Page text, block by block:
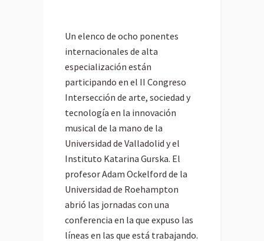
Un elenco de ocho ponentes
internacionales de alta
especialización están
participando en el II Congreso
Intersección de arte, sociedad y
tecnología en la innovación
musical de la mano de la
Universidad de Valladolid y el
Instituto Katarina Gurska. El
profesor Adam Ockelford de la
Universidad de Roehampton
abrió las jornadas con una
conferencia en la que expuso las
líneas en las que está trabajando.